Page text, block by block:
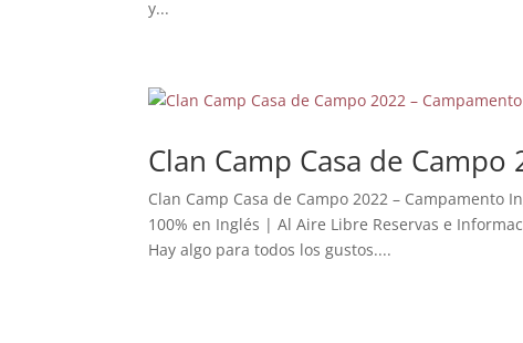
y...
Clan Camp Casa de
Clan Camp Casa de Campo 2022 – Campamento
100% en Inglés | Al Aire Libre Reservas e
Hay algo para todos los gustos....